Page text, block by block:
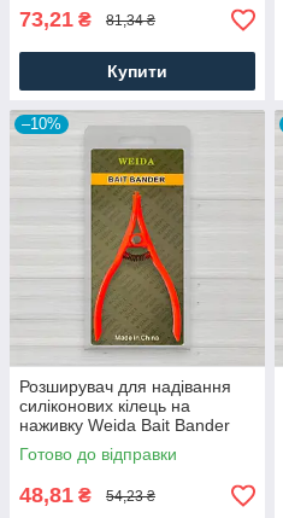
73,21 ₴ 81,34 ₴
Купити
–10%
Розширувач для надівання
силіконових кілець на
наживку Weida Bait Bander
HCQ-01
Готово до відправки
48,81 ₴ 54,23 ₴